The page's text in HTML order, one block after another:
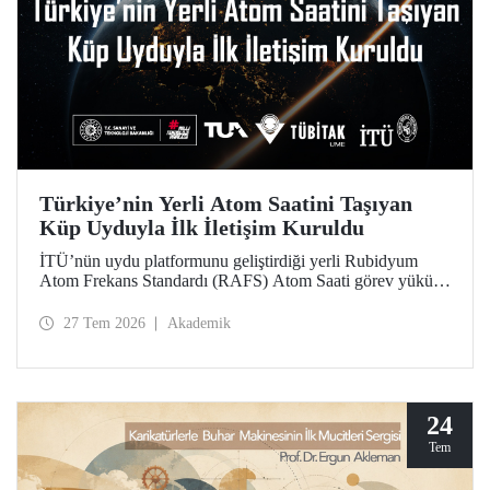
Türkiye’nin Yerli Atom Saatini Taşıyan
Küp Uyduyla İlk İletişim Kuruldu
İTÜ’nün uydu platformunu geliştirdiği yerli Rubidyum
Atom Frekans Standardı (RAFS) Atom Saati görev yükünü
başarılı şekilde iletişim kuruldu ve birçok telemetri alındı.
27 Tem 2026 Akademik
24
Tem